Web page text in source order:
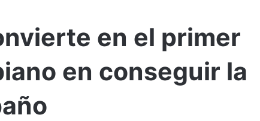
en el primer
en conseguir la